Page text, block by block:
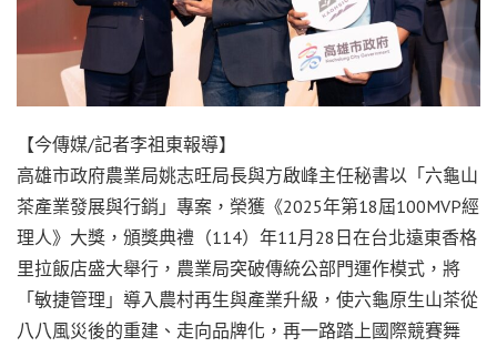
【今傳媒/記者李祖東報導】
高雄市政府農業局姚志旺局長與方啟峰主任秘書以「六龜山
茶產業發展與行銷」專案，榮獲《2025年第18屆100MVP經
理人》大獎，頒獎典禮（114）年11月28日在台北遠東香格
里拉飯店盛大舉行，農業局突破傳統公部門運作模式，將
「敏捷管理」導入農村再生與產業升級，使六龜原生山茶從
八八風災後的重建、走向品牌化，再一路踏上國際競賽舞